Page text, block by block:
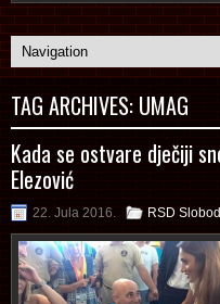
TAG ARCHIVES: UMAG
Kada se ostvare dječiji
Elezović
22. Jula 2016. RSD